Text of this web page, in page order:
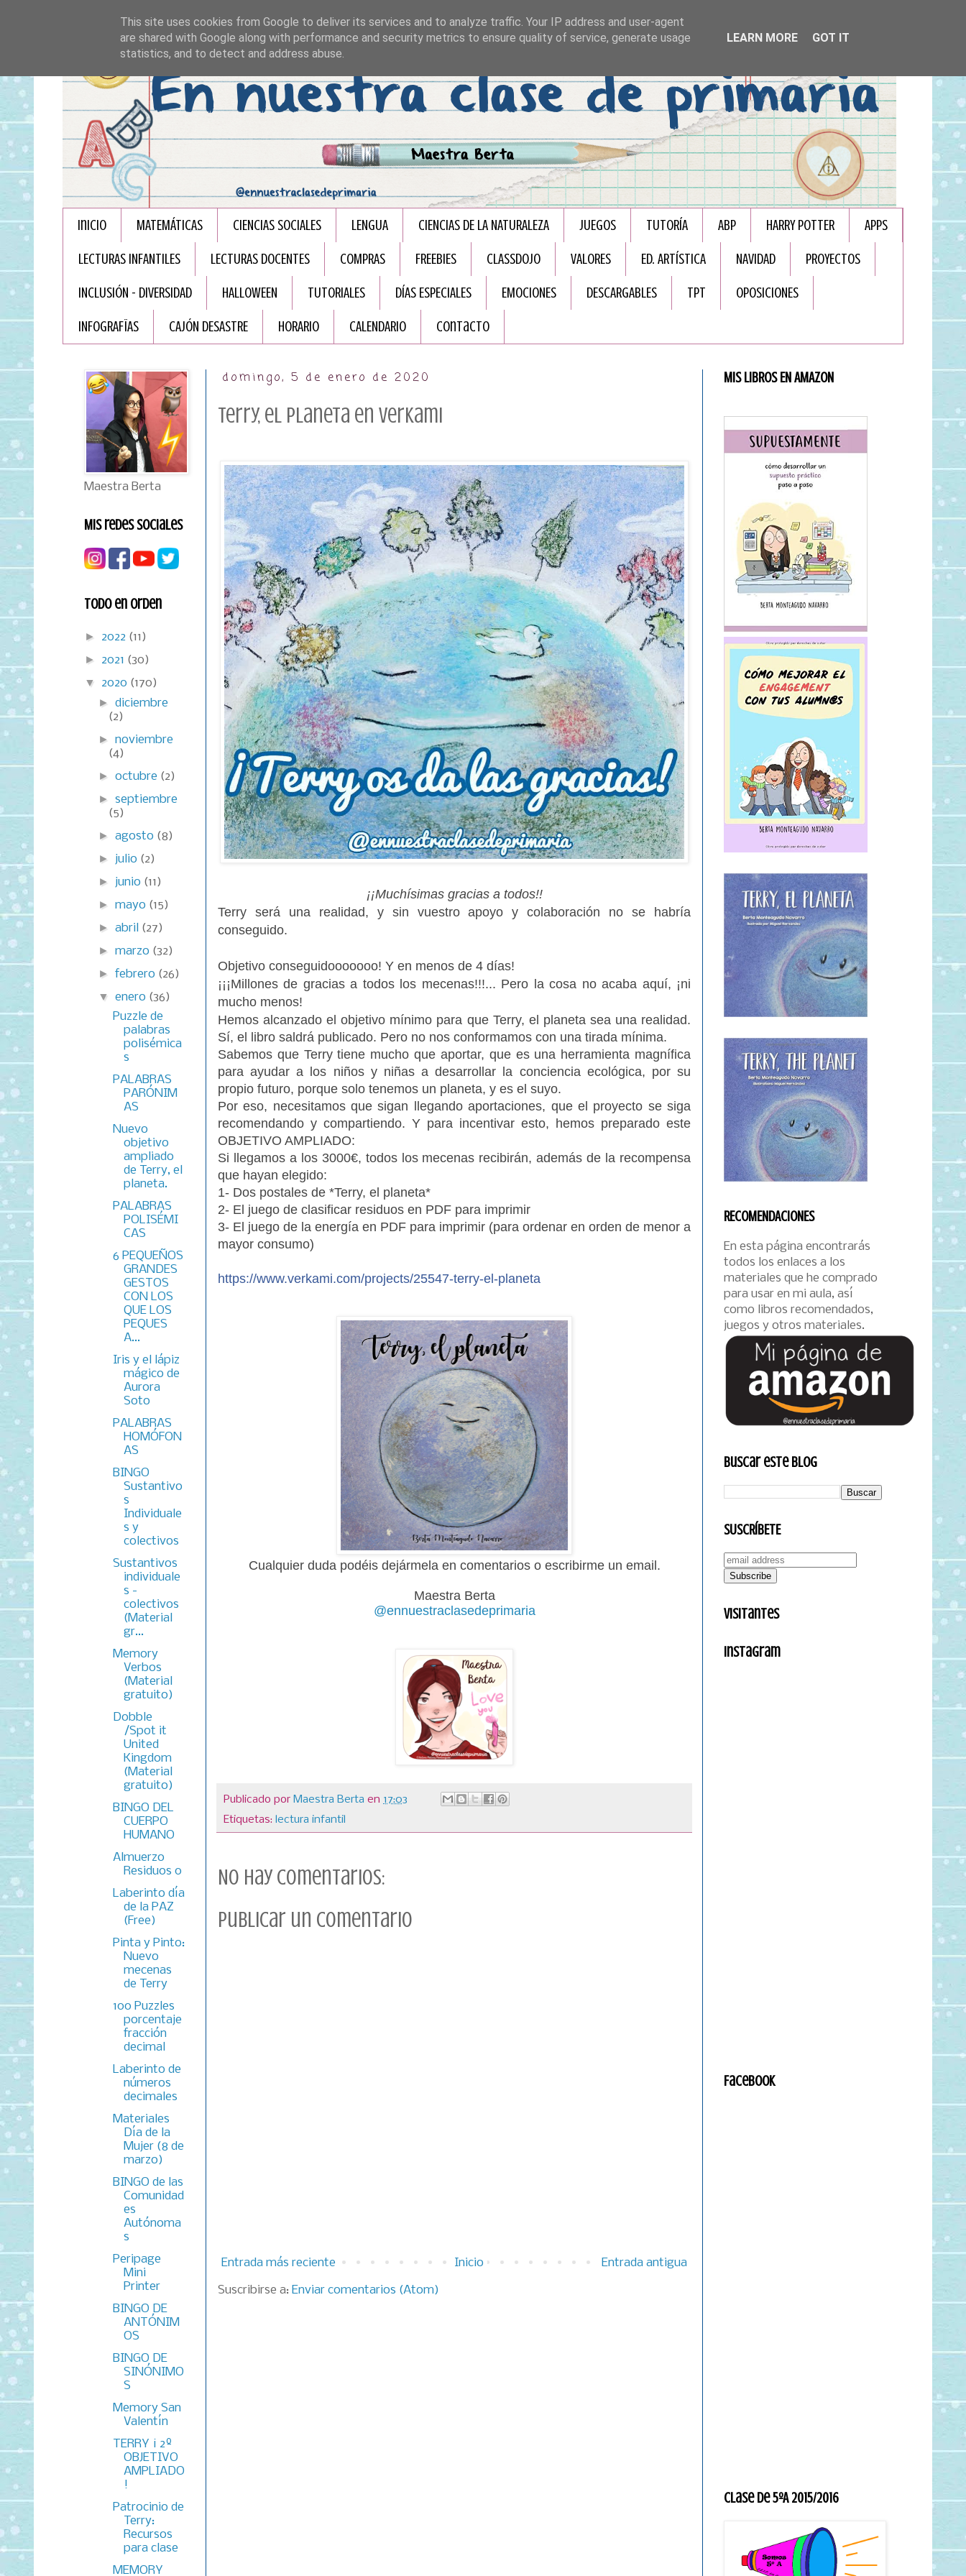
Inicio MATEMÁTICAS CIENCIAS SOCIALES LENGUA CIENCIAS DE LA NATURALEZA JUEGOS TUTORÍA ABP HARRY POTTER APPS
LECTURAS INFANTILES LECTURAS DOCENTES COMPRAS FREEBIES CLASSDOJO VALORES ED. ARTÍSTICA NAVIDAD PROYECTOS
INCLUSIÓN - DIVERSIDAD HALLOWEEN TUTORIALES DÍAS ESPECIALES EMOCIONES DESCARGABLES TPT OPOSICIONES
INFOGRAFÏAS CAJÓN DESASTRE HORARIO CALENDARIO Contacto
domingo, 5 de enero de 2020
Terry, el planeta en Verkami
¡¡Muchísimas gracias a todos!!
Terry será una realidad, y sin vuestro apoyo y colaboración no se habría
conseguido.
Objetivo conseguidooooooo! Y en menos de 4 días!
¡¡¡Millones de gracias a todos los mecenas!!!... Pero la cosa no acaba aquí, ¡ni
mucho menos!
Hemos alcanzado el objetivo mínimo para que Terry, el planeta sea una realidad.
Sí, el libro saldrá publicado. Pero no nos conformamos con una tirada mínima.
Sabemos que Terry tiene mucho que aportar, que es una herramienta magnífica
para ayudar a los niños y niñas a desarrollar la conciencia ecológica, por su
propio futuro, porque solo tenemos un planeta, y es el suyo.
Por eso, necesitamos que sigan llegando aportaciones, que el proyecto se siga
recomendando y compartiendo. Y para incentivar esto, hemos preparado este
OBJETIVO AMPLIADO:
Si llegamos a los 3000€, todos los mecenas recibirán, además de la recompensa
que hayan elegido:
1- Dos postales de *Terry, el planeta*
2- El juego de clasificar residuos en PDF para imprimir
3- El juego de la energía en PDF para imprimir (para ordenar en orden de menor a
mayor consumo)
https://www.verkami.com/projects/25547-terry-el-planeta
Cualquier duda podéis dejármela en comentarios o escribirme un email.
Maestra Berta
@ennuestraclasedeprimaria
Publicado por Maestra Berta en 17:03
Etiquetas: lectura infantil
No hay comentarios:
Publicar un comentario
Entrada más reciente Entrada antigua
Inicio
Suscribirse a: Enviar comentarios (Atom)
Maestra Berta
Mis redes sociales
Todo en orden
► 2022 (11)
► 2021 (30)
▼ 2020 (170)
►diciembre
(2)
►noviembre
(4)
►octubre (2)
►septiembre
(5)
►agosto (8)
► julio (2)
► junio (11)
►mayo (15)
►abril (27)
►marzo (32)
►febrero (26)
▼enero (36)
Puzzle de
palabras
polisémica
s
PALABRAS
PARÓNIM
AS
Nuevo
objetivo
ampliado
de Terry, el
planeta.
PALABRAS
POLISÉMI
CAS
6 PEQUEÑOS
GRANDES
GESTOS
CON LOS
QUE LOS
PEQUES
A...
Iris y el lápiz
mágico de
Aurora
Soto
PALABRAS
HOMÓFON
AS
BINGO
Sustantivo
s
Individuale
s y
colectivos
Sustantivos
individuale
s -
colectivos
(Material
gr...
Memory
Verbos
(Material
gratuito)
Dobble
/Spot it
United
Kingdom
(Material
gratuito)
BINGO DEL
CUERPO
HUMANO
Almuerzo
Residuos 0
Laberinto día
de la PAZ
(Free)
Pinta y Pinto:
Nuevo
mecenas
de Terry
100 Puzzles
porcentaje
fracción
decimal
Laberinto de
números
decimales
Materiales
Día de la
Mujer (8 de
marzo)
BINGO de las
Comunidad
es
Autónoma
s
Peripage
Mini
Printer
BINGO DE
ANTÓNIM
OS
BINGO DE
SINÓNIMO
S
Memory San
Valentín
TERRY ¡ 2º
OBJETIVO
AMPLIADO
!
Patrocinio de
Terry:
Recursos
para clase
MEMORY
MIS LIBROS EN AMAZON
RECOMENDACIONES
En esta página encontrarás
todos los enlaces a los
materiales que he comprado
para usar en mi aula, así
como libros recomendados,
juegos y otros materiales.
Buscar este blog
SUSCRÍBETE
Visitantes
Instagram
Facebook
Clase de 5ºA 2015/2016
This site uses cookies from Google to deliver its services and to analyze traffic. Your IP address and user-agent
are shared with Google along with performance and security metrics to ensure quality of service, generate usage
statistics, and to detect and address abuse.
LEARN MORE GOT IT